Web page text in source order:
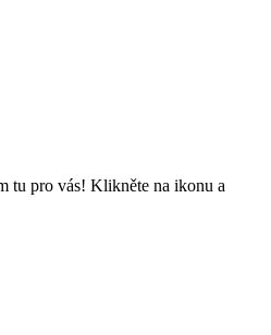
tu pro vás! Klikněte na ikonu a